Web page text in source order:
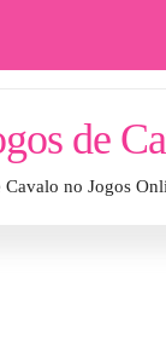
de
Cavalo no Jogos